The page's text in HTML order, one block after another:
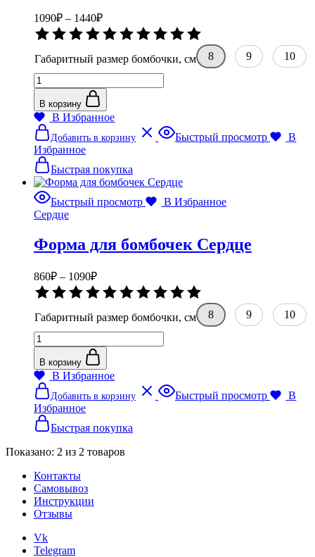
1090₽ – 1440₽Диапазон
цен:
1090₽
–
1440₽
0
из
5
Габаритный размер бомбочки, см 8 9
10
Количество
товара
Форма
для
бомбочек
Сердце
полигональное
В корзину
В Избранное
Добавить в корзину
Этот
товар
вариаций.
можно
странице
товара.
Быстрый просмотр
В
Избранное
Быстрая покупка
Быстрый просмотр
В Избранное
Сердце
Форма для бомбочек Сердце
860₽ – 1090₽Диапазон
цен:
860₽
–
1090₽
0
из
5
Габаритный размер бомбочки, см 8 9
10
Количество
товара
Форма
для
бомбочек
Сердце
В корзину
В Избранное
Добавить в корзину
Этот
товар
Быстрый просмотр
В
Избранное
Быстрая покупка
Показано: 2 из 2 товаров
Контакты
Самовывоз
Инструкции
Отзывы
Vk
Telegram